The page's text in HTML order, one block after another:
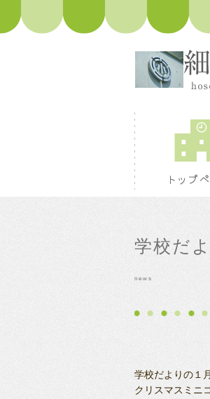
学校だ
news
学校だよりの１
クリスマスミニ